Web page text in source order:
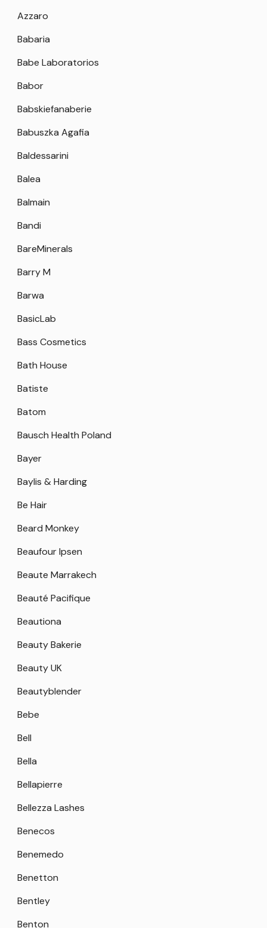
Azzaro
Babaria
Babe Laboratorios
Babor
Babskiefanaberie
Babuszka Agafia
Baldessarini
Balea
Balmain
Bandi
BareMinerals
Barry M
Barwa
BasicLab
Bass Cosmetics
Bath House
Batiste
Batom
Bausch Health Poland
Bayer
Baylis & Harding
Be Hair
Beard Monkey
Beaufour Ipsen
Beaute Marrakech
Beauté Pacifique
Beautiona
Beauty Bakerie
Beauty UK
Beautyblender
Bebe
Bell
Bella
Bellapierre
Bellezza Lashes
Benecos
Benemedo
Benetton
Bentley
Benton